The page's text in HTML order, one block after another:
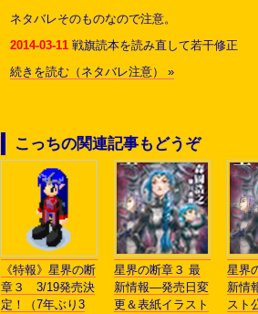
ネタバレそのものなので注意。
2014-03-11 戦旗読本を読み直して若干修正
続きを読む（ネタバレ注意） »
こっちの関連記事もどうぞ
《特報》星界の断
章３ 3/19発売決
定！（7年ぶり3
星界の断章３ 最
新情報―発売日変
更＆表紙イラスト
星界
新情
スト